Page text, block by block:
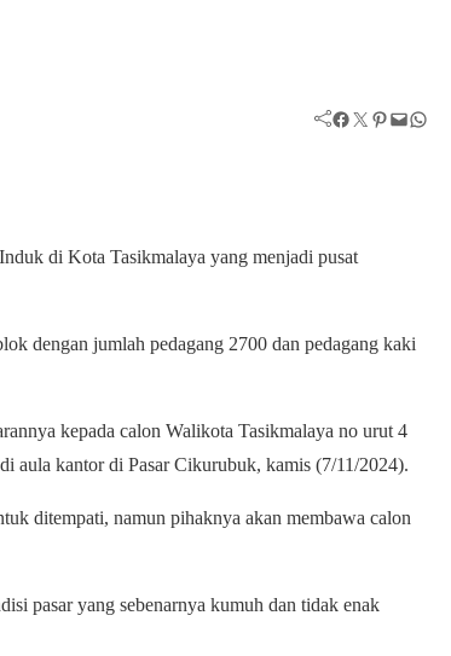
Facebook Twitter Pinterest Mail WhatsApp
di Kota Tasikmalaya yang menjadi pusat
dengan jumlah pedagang 2700 dan pedagang kaki
kepada calon Walikota Tasikmalaya no urut 4
aula kantor di Pasar Cikurubuk, kamis (7/11/2024).
ditempati, namun pihaknya akan membawa calon
pasar yang sebenarnya kumuh dan tidak enak